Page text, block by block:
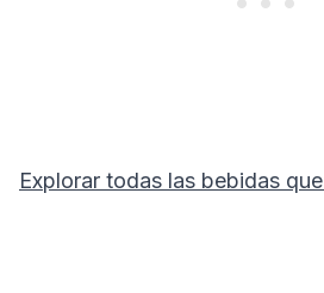
Explorar todas las bebidas